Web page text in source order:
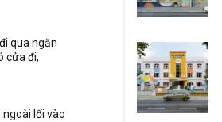
qua ngăn
cửa đi;
lối vào